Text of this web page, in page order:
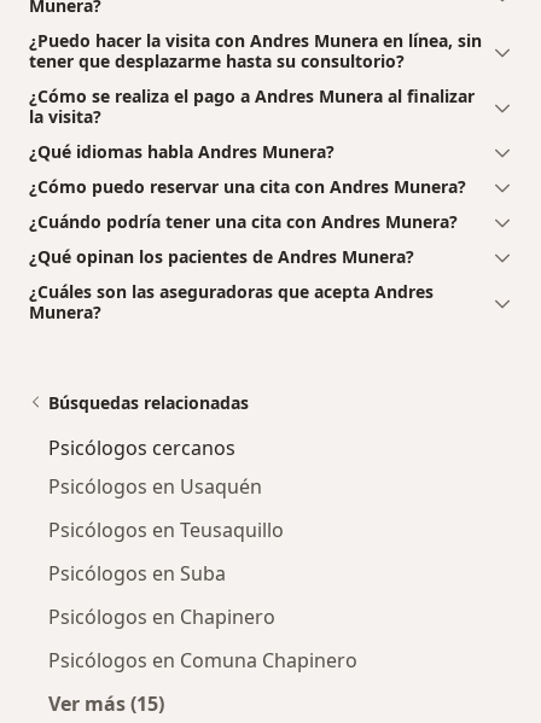
Munera?
¿Puedo hacer la visita con Andres Munera en línea, sin
tener que desplazarme hasta su consultorio?
¿Cómo se realiza el pago a Andres Munera al finalizar
la visita?
¿Qué idiomas habla Andres Munera?
¿Cómo puedo reservar una cita con Andres Munera?
¿Cuándo podría tener una cita con Andres Munera?
¿Qué opinan los pacientes de Andres Munera?
¿Cuáles son las aseguradoras que acepta Andres
Munera?
Búsquedas relacionadas
Psicólogos cercanos
Psicólogos en Usaquén
Psicólogos en Teusaquillo
Psicólogos en Suba
Psicólogos en Chapinero
Psicólogos en Comuna Chapinero
Ver más (15)